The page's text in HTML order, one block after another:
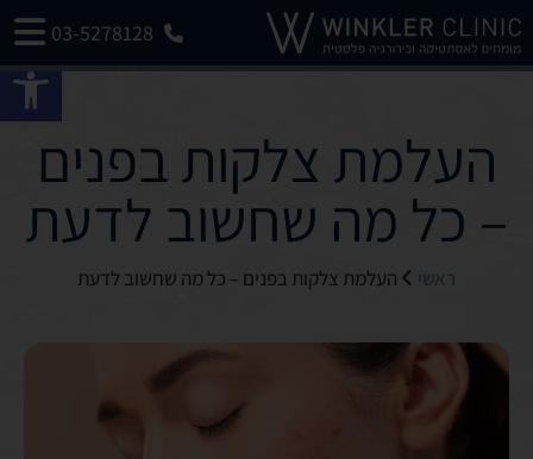
03-5278128
העלמת צלקות בפנים
– כל מה שחשוב לדעת
ראשי העלמת צלקות בפנים – כל מה שחשוב לדעת